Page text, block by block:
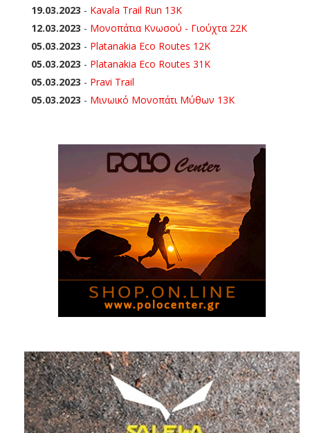
19.03.2023 - Kavala Trail Run 13K
12.03.2023 - Μονοπάτια Κνωσού - Γιούχτα 22Κ
05.03.2023 - Platanakia Eco Routes 12K
05.03.2023 - Platanakia Eco Routes 31K
05.03.2023 - Pravi Trail
05.03.2023 - Μινωικό Μονοπάτι Μύθων 13Κ